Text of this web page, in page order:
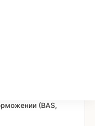
(ASR)
(BAS,